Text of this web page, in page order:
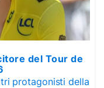
del Tour de
protagonisti della